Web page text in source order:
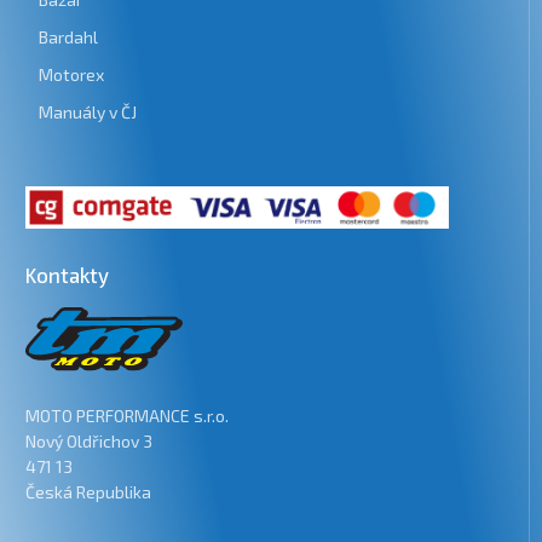
Bardahl
Motorex
Manuály v ČJ
Kontakty
MOTO PERFORMANCE s.r.o.
Nový Oldřichov 3
471 13
Česká Republika